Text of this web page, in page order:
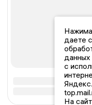
даете
данных
с
На